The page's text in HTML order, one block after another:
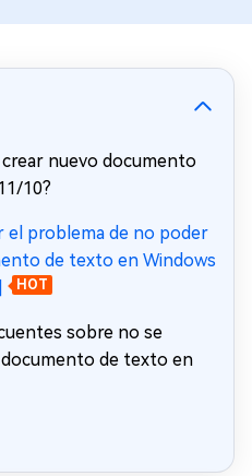
nuevo documento
10?
el problema de no poder
de texto en Windows
HOT
sobre no se
de texto en